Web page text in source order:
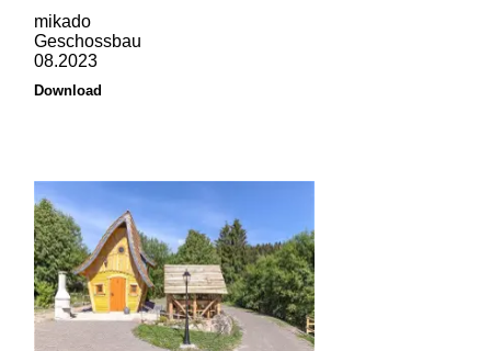
mikado
Geschossbau
08.2023
Download